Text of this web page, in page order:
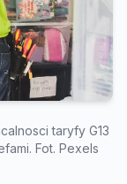
taryfy G13
Fot. Pexels